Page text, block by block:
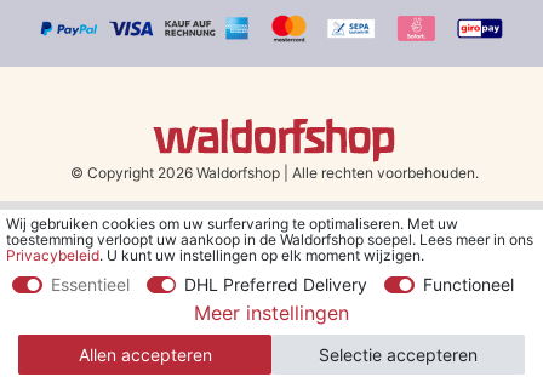
© Copyright 2026 Waldorfshop Alle rechten voorbehouden.
*Gratis verzending in Nederland en België vanaf 79 euro bij het
kiezen van de verzendmethode "DHL - Besparing op
**Je ontvangt de kortingsbon van € 5 per e-mail nadat je je hebt
aangemeld voor de nieuwsbrief. De kortingsbon is 30 dagen geldig
en geldt bij een minimale bestelwaarde van € 30.
Wij gebruiken cookies om uw surfervaring te optimaliseren. Met uw
toestemming verloopt uw aankoop in de Waldorfshop soepel. Lees meer in ons
Privacybeleid. U kunt uw instellingen op elk moment wijzigen.
Essentieel DHL Preferred Delivery Functioneel
Meer instellingen
Allen accepteren Selectie accepteren